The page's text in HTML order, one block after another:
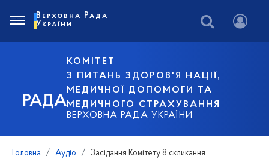
РАДА
КОМІТЕТ
З ПИТАНЬ ЗДОРОВ'Я НАЦІЇ,
МЕДИЧНОЇ ДОПОМОГИ ТА
МЕДИЧНОГО СТРАХУВАННЯ
ВЕРХОВНА РАДА УКРАЇНИ
Верховна Рада
України
Головна Аудіо Засідання Комітету 8 скликання